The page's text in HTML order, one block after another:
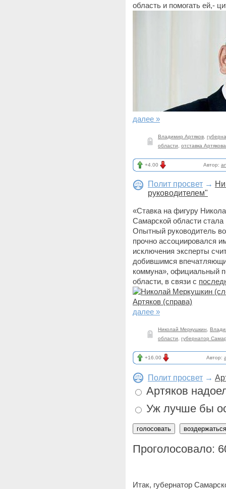
область и помогать ей,-
далее »
Владимир Артяков
области
отставка Артякова
+4.00 Автор:
Полит просвет →
руководителем"
«Ставка на фигуру
Самарской области
Опытный руководитель
прочно ассоциировался
исключения эксперты
добившимся
коммуна», официальный
области, в связи с
далее »
Николай Меркушкин
области
губернатор
+16.00 Автор:
Полит просвет →
Артяков
Уж лучше бы
Проголосовало:
Итак, губернатор